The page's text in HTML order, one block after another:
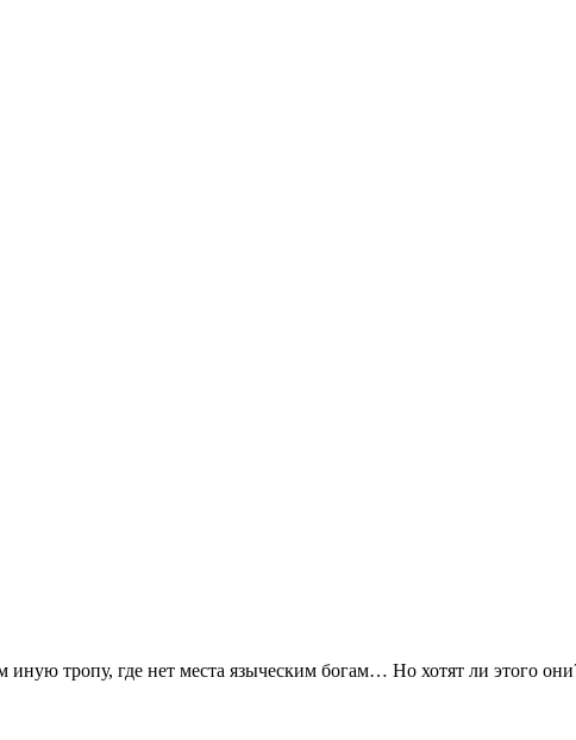
тропу, где нет места языческим богам… Но хотят ли этого